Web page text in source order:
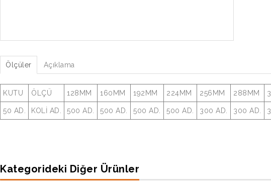
Ölçüler Açıklama
KUTU ÖLÇÜ 128MM 160MM 192MM 224MM 256MM 288MM
50 AD. KOLİ AD. 500 AD. 500 AD. 500 AD. 500 AD. 300 AD. 300 AD.
Kategorideki Diğer Ürünler